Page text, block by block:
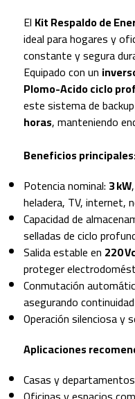
El Kit Respaldo de
ideal para hogares y
constante y segura
Equipado con un
Plomo-Acido ciclo
este sistema de
horas, manteniendo
Beneficios
Potencia nominal: 3 kW
heladera, TV, internet,
Capacidad de
selladas de ciclo
Salida estable en 220
proteger
Conmutación
asegurando
Operación silenciosa y
Aplicaciones
Casas y departamentos